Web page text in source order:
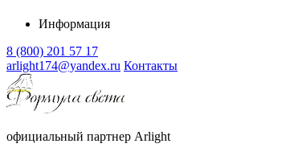
Информация
8 (800) 201 57 17
arlight174@yandex.ru Контакты
официальный партнер Arlight